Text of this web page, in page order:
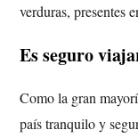
verduras, presentes
Es seguro
Como la gran
país tranquilo y